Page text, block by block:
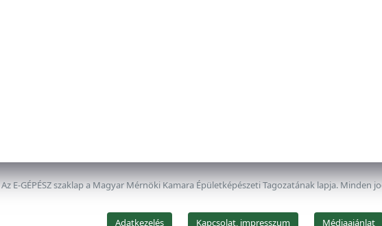
Az E-GÉPÉSZ szaklap a Magyar Mérnöki Kamara Épületképészeti Tagozatának lapja. Minden
Adatkezelés Kapcsolat, impresszum Médiaajánlat